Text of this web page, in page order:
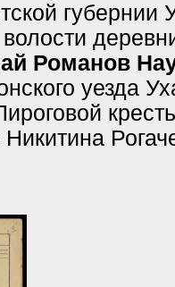
губернии
Романов
уезда